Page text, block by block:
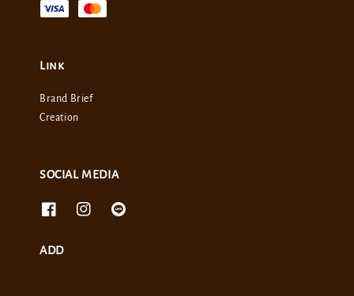
Link
Brand Brief
Creation
SOCIAL MEDIA
ADD